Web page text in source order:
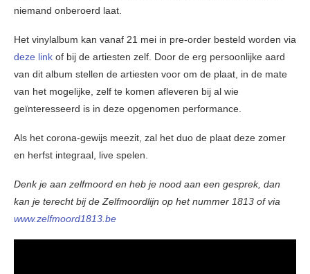
niemand onberoerd laat.
Het vinylalbum kan vanaf 21 mei in pre-order besteld worden via
deze link of bij de artiesten zelf. Door de erg persoonlijke aard
van dit album stellen de artiesten voor om de plaat, in de mate
van het mogelijke, zelf te komen afleveren bij al wie
geïnteresseerd is in deze opgenomen performance.
Als het corona-gewijs meezit, zal het duo de plaat deze zomer
en herfst integraal, live spelen.
Denk je aan zelfmoord en heb je nood aan een gesprek, dan
kan je terecht bij de Zelfmoordlijn op het nummer 1813 of via
www.zelfmoord1813.be